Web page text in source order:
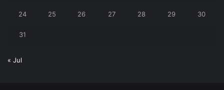
24 25 26 27 28 29 30
31
« Jul